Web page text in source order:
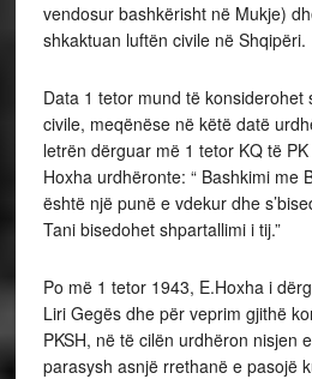
vendosur bashkërisht në Mukje)
shkaktuan luftën civile në Shqipëri.
Data 1 tetor mund të konsiderohet
civile, meqënëse në këtë datë
letrën dërguar më 1 tetor KQ të
Hoxha urdhëronte: “ Bashkimi me
është një punë e vdekur dhe
Tani bisedohet shpartallimi i tij.”
Po më 1 tetor 1943, E.Hoxha i
Liri Gegës dhe për veprim gjithë
PKSH, në të cilën urdhëron nisjen
parasysh asnjë rrethanë e pasojë